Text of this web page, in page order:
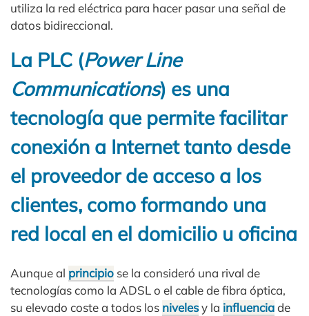
utiliza la red eléctrica para hacer pasar una señal de
datos bidireccional.
La PLC (Power Line
Communications) es una
tecnología que permite facilitar
conexión a Internet tanto desde
el proveedor de acceso a los
clientes, como formando una
red local en el domicilio u oficina
Aunque al principio se la consideró una rival de
tecnologías como la ADSL o el cable de fibra óptica,
su elevado coste a todos los nivelesy la influenciade